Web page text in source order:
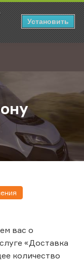
Установить
зону доставки в
вас о
«Доставка
количество